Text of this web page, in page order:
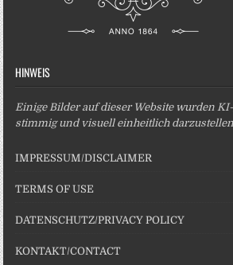
HINWEIS
Einige Bilder auf dieser Website wurden
stimmig und visuell einheitlich
IMPRESSUM/DISCLAIMER
TERMS OF USE
DATENSCHUTZ/PRIVACY POLICY
KONTAKT/CONTACT